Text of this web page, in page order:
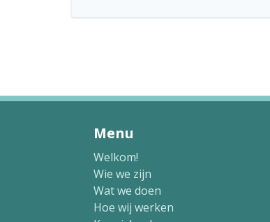
Menu
Welkom!
Wie we zijn
Wat we doen
Hoe wij werken